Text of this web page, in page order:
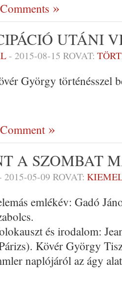
UTÁNI
- 2015-08-15 ROVAT:
György történésszel
A SZOMBAT
2015-05-09 ROVAT:
emlékév: Gadó
és irodalom:
Kövér György
naplójáról az ágy